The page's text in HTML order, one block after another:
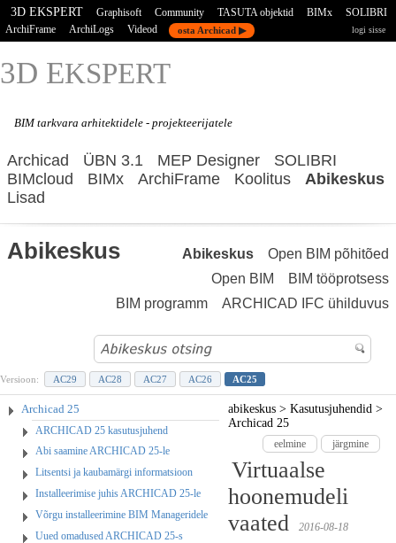
3D EKSPERT Graphisoft Community TASUTA objektid BIMx
SOLIBRI
ArchiFrame
ArchiLogs Videod osta Archicad ▶ logi sisse
3D EKSPERT
BIM tarkvara arhitektidele - projekteerijatele
Archicad ÜBN 3.1 MEP Designer
SOLIBRI
BIMcloud
BIMx ArchiFrame Koolitus
Abikeskus
Lisad
Abikeskus Abikeskus
Open BIM põhitõed
Open BIM
BIM tööprotsess
BIM programm
ARCHICAD IFC ühilduvus
Versioon: AC29 AC28 AC27 AC26 AC25
Archicad 25
ARCHICAD 25 kasutusjuhend
Abi saamine ARCHICAD 25-le
Litsentsi ja kaubamärgi informatsioon
Installeerimise juhis ARCHICAD 25-le
Võrgu installeerimine BIM Manageridele
Uued omadused ARCHICAD 25-s
abikeskus > Kasutusjuhendid >
Archicad 25
eelmine järgmine
Virtuaalse
hoonemudeli
vaated
2016-08-18